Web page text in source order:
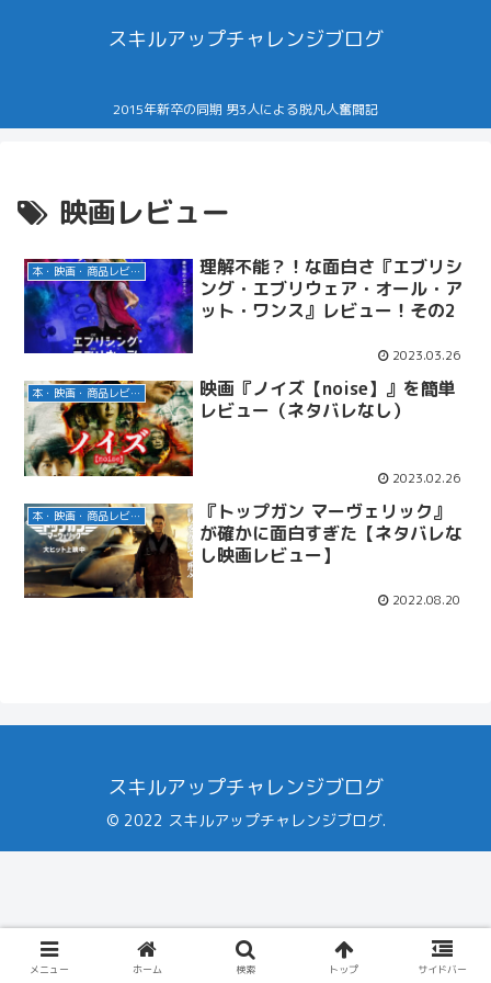
スキルアップチャレンジブログ
2015年新卒の同期 男3人による脱凡人奮闘記
映画レビュー
本・映画・商品レビュー
理解不能？！な面白さ『エブリシ
ング・エブリウェア・オール・ア
ット・ワンス』レビュー！その2
2023.03.26
本・映画・商品レビュー
映画『ノイズ【noise】』を簡単
レビュー（ネタバレなし）
2023.02.26
本・映画・商品レビュー
『トップガン マーヴェリック』
が確かに面白すぎた【ネタバレな
し映画レビュー】
2022.08.20
スキルアップチャレンジブログ
© 2022 スキルアップチャレンジブログ.
メニュー ホーム 検索 トップ サイドバー